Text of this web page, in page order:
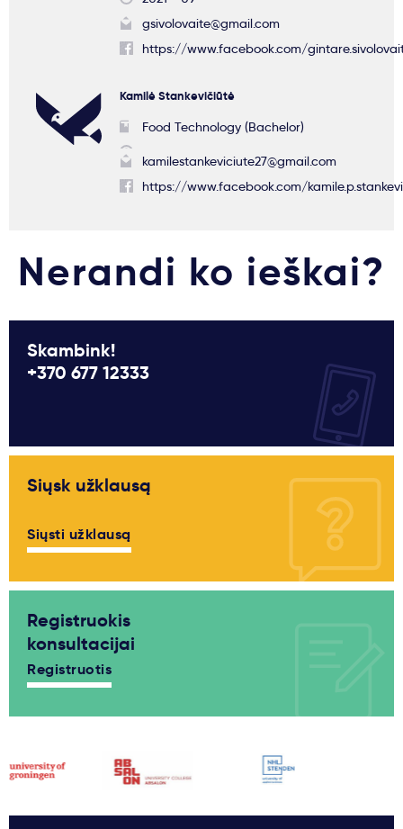
gsivolovaite@gmail.com
https://www.facebook.com/
Kamilė Stankevičiūtė
Food Technology (Bachelor)
kamilestankeviciute27@gmail.com
https://www.facebook.com/
Nerandi ko ieškai?
Skambink!
+370 677 12333
Siųsk užklausą
Siųsti užklausą
Registruokis
konsultacijai
Registruotis